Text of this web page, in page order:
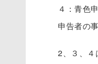
４：青色
申告者の
2、３、